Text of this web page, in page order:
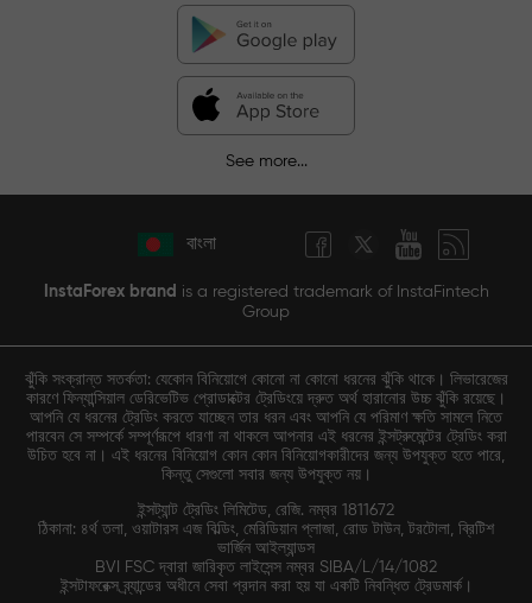
See more...
বাংলা
InstaForex brand is a registered trademark of InstaFintech
Group
ঝুঁকি সংক্রান্ত সতর্কতা: যেকোন বিনিয়োগে কোনো না কোনো ধরনের ঝুঁকি থাকে। লিভারেজের
কারণে ফিন্যান্সিয়াল ডেরিভেটিভ প্রোডাক্টের ট্রেডিংয়ে দ্রুত অর্থ হারানোর উচ্চ ঝুঁকি রয়েছে।
আপনি যে ধরনের ট্রেডিং করতে যাচ্ছেন তার ধরন এবং আপনি যে পরিমাণ ক্ষতি সামলে নিতে
পারবেন সে সম্পর্কে সম্পূর্ণরূপে ধারণা না থাকলে আপনার এই ধরনের ইন্সট্রুমেন্টের ট্রেডিং করা
উচিত হবে না। এই ধরনের বিনিয়োগ কোন কোন বিনিয়োগকারীদের জন্য উপযুক্ত হতে পারে,
কিন্তু সেগুলো সবার জন্য উপযুক্ত নয়।
ইন্সট্যান্ট ট্রেডিং লিমিটেড, রেজি. নম্বর 1811672
ঠিকানা: ৪র্থ তলা, ওয়াটারস এজ বিল্ডিং, মেরিডিয়ান প্লাজা, রোড টাউন, টরটোলা, ব্রিটিশ
ভার্জিন আইল্যান্ডস
BVI FSC দ্বারা জারিকৃত লাইসেন্স নম্বর SIBA/L/14/1082
ইন্সটাফরেক্স ব্র্যান্ডের অধীনে সেবা প্রদান করা হয় যা একটি নিবন্ধিত ট্রেডমার্ক।